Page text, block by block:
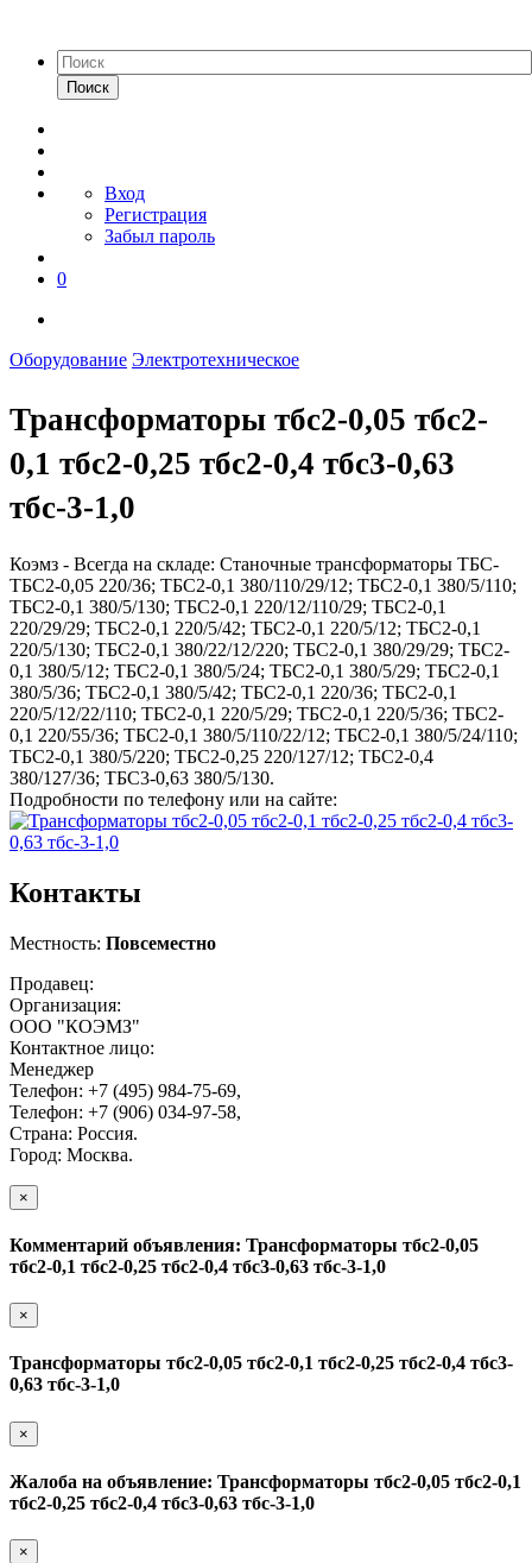
Поиск
Вход
Регистрация
Забыл пароль
0
Оборудование Электротехническое
Трансформаторы тбс2-0,05 тбс2-
0,1 тбс2-0,25 тбс2-0,4 тбс3-0,63
тбс-3-1,0
Коэмз - Всегда на складе: Станочные трансформаторы ТБС-
ТБС2-0,05 220/36; ТБС2-0,1 380/110/29/12; ТБС2-0,1 380/5/110;
ТБС2-0,1 380/5/130; ТБС2-0,1 220/12/110/29; ТБС2-0,1
220/29/29; ТБС2-0,1 220/5/42; ТБС2-0,1 220/5/12; ТБС2-0,1
220/5/130; ТБС2-0,1 380/22/12/220; ТБС2-0,1 380/29/29; ТБС2-
0,1 380/5/12; ТБС2-0,1 380/5/24; ТБС2-0,1 380/5/29; ТБС2-0,1
380/5/36; ТБС2-0,1 380/5/42; ТБС2-0,1 220/36; ТБС2-0,1
220/5/12/22/110; ТБС2-0,1 220/5/29; ТБС2-0,1 220/5/36; ТБС2-
0,1 220/55/36; ТБС2-0,1 380/5/110/22/12; ТБС2-0,1 380/5/24/110;
ТБС2-0,1 380/5/220; ТБС2-0,25 220/127/12; ТБС2-0,4
380/127/36; ТБС3-0,63 380/5/130.
Подробности по телефону или на сайте:
Контакты
Местность: Повсеместно
Продавец:
Организация:
ООО "КОЭМЗ"
Контактное лицо:
Менеджер
Телефон: +7 (495) 984-75-69,
Телефон: +7 (906) 034-97-58,
Страна: Россия.
Город: Москва.
×
Комментарий объявления: Трансформаторы тбс2-0,05
тбс2-0,1 тбс2-0,25 тбс2-0,4 тбс3-0,63 тбс-3-1,0
×
Трансформаторы тбс2-0,05 тбс2-0,1 тбс2-0,25 тбс2-0,4 тбс3-
0,63 тбс-3-1,0
×
Жалоба на объявление: Трансформаторы тбс2-0,05 тбс2-0,1
тбс2-0,25 тбс2-0,4 тбс3-0,63 тбс-3-1,0
×